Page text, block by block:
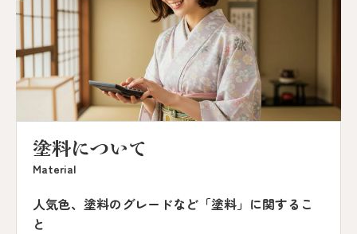
塗料について
Material
人気色、塗料のグレードなど「塗料」に関するこ
と